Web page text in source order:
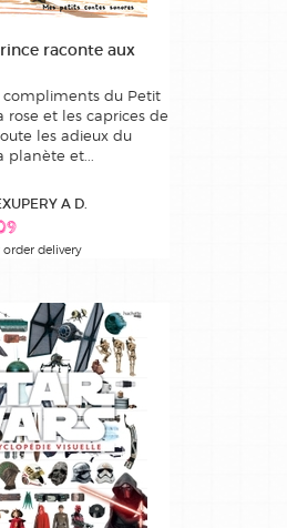
raconte aux
compliments du Petit
rose et les caprices de
les adieux du
planète et...
A D.
delivery